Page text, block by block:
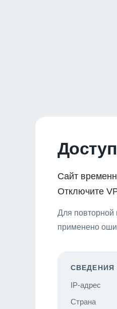
Сайт
Отключите
Для повторной
применено
СВЕДЕНИЯ
IP-адрес
Страна